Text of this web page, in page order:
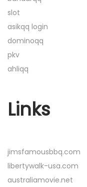
k
S
e
m
u
g
slot
asikqq login
dominoqq
pkv
ahliqq
Links
jimsfamousbbq.com
libertywalk-usa.com
australiamovie.net